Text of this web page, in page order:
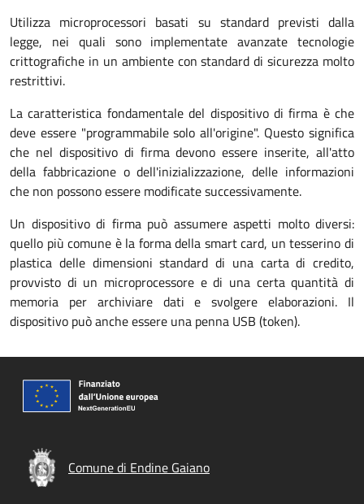
Utilizza microprocessori basati su standard previsti dalla
legge, nei quali sono implementate avanzate tecnologie
crittografiche in un ambiente con standard di sicurezza molto
restrittivi.
La caratteristica fondamentale del dispositivo di firma è che
deve essere "programmabile solo all'origine". Questo significa
che nel dispositivo di firma devono essere inserite, all'atto
della fabbricazione o dell'inizializzazione, delle informazioni
che non possono essere modificate successivamente.
Un dispositivo di firma può assumere aspetti molto diversi:
quello più comune è la forma della smart card, un tesserino di
plastica delle dimensioni standard di una carta di credito,
provvisto di un microprocessore e di una certa quantità di
memoria per archiviare dati e svolgere elaborazioni. Il
dispositivo può anche essere una penna USB (token).
Comune di Endine Gaiano